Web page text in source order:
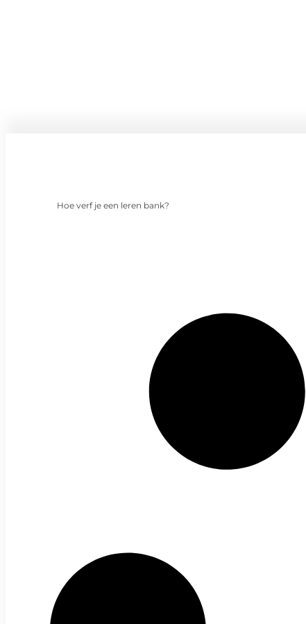
Hoe verf je een leren bank?